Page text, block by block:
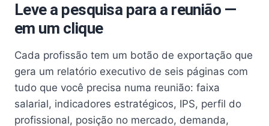
Leve a pesquisa para a reunião —
em um clique
Cada profissão tem um botão de exportação que
gera um relatório executivo de seis páginas com
tudo que você precisa numa reunião: faixa
salarial, indicadores estratégicos, IPS, perfil do
profissional, posição no mercado, demanda,